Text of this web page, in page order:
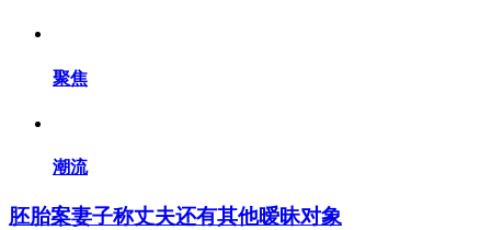
聚焦
潮流
胚胎案妻子称丈夫还有其他暧昧对象